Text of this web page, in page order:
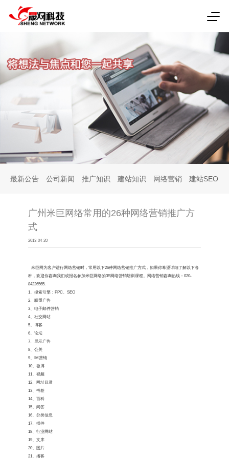
最新公告 公司新闻 推广知识 建站知识 网络营销 建站SEO
广州米巨网络常用的26种网络营销推广方
式
2013-04-20
米巨网 为客户进行网络营销时，常用以下26种网络营销推广方式，如果你希望详细了解以下各
种，欢迎你咨询我们或报名参加米巨网络的3S网络营销培训课程。网络营销咨询热线：020-
84226565.
1、搜索引擎：PPC、SEO
2、联盟广告
3、电子邮件营销
4、社交网站
5、博客
6、论坛
7、展示广告
8、公关
9、IM营销
10、微博
11、视频
12、网址目录
13、书签
14、百科
15、问答
16、分类信息
17、插件
18、行业网站
19、文库
20、图片
21、播客